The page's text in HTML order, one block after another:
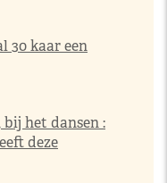
30 kaar een
bij het dansen :
deze